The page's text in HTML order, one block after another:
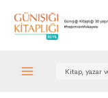
Search